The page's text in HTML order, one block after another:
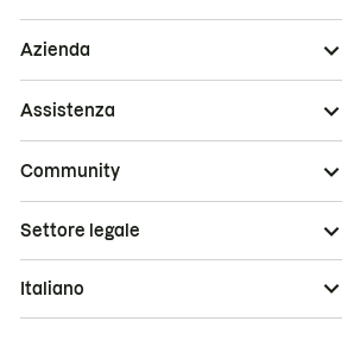
Azienda
Assistenza
Community
Settore legale
Italiano